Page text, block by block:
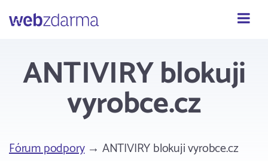
Webzdarma
ANTIVIRY blokuji
vyrobce.cz
Fórum podpory→ ANTIVIRY blokuji vyrobce.cz